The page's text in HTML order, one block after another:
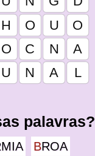
palavras?
BROA